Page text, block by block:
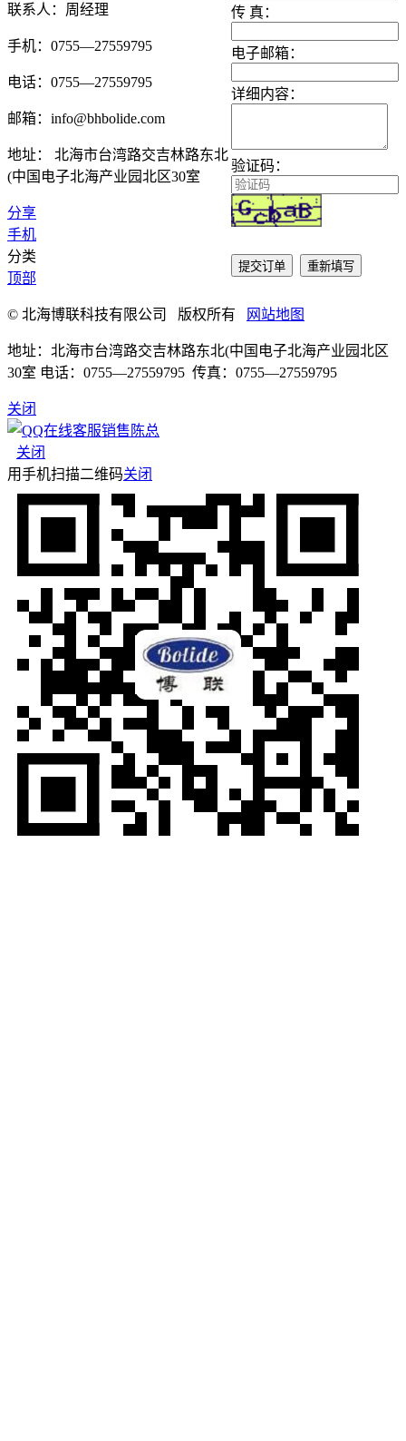
传 真：
电子邮箱：
详细内容：
验证码：
提交订单 重新填写
联系人：周经理
手机：0755—27559795
电话：0755—27559795
邮箱：info@bhbolide.com
地址： 北海市台湾路交吉林路东北
(中国电子北海产业园北区30室
分享
手机
分类
顶部
© 北海博联科技有限公司 版权所有 网站地图
地址：北海市台湾路交吉林路东北(中国电子北海产业园北区
30室 电话：0755—27559795 传真：0755—27559795
关闭
销售陈总
关闭
用手机扫描二维码关闭